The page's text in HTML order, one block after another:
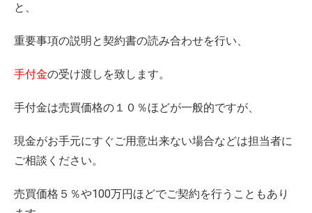
と、
重要事項の説明と契約書の読み合わせを行い、
手付金の受け渡しを致します。
手付金は売買価格の１０％ほどが一般的ですが、
現金がお手元にすぐご用意出来ない場合などは担当者に
ご相談ください。
売買価格５％や100万円ほどでご契約を行うこともあり